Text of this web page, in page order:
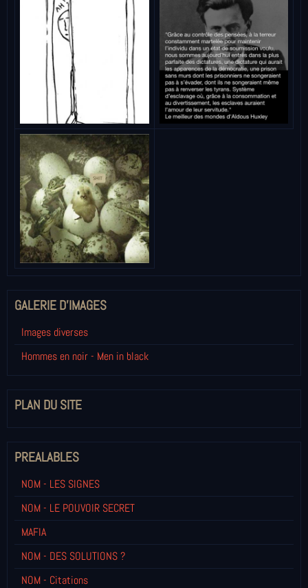
GALERIE D'IMAGES
Images diverses
Hommes en noir - Men in black
PLAN DU SITE
PREALABLES
NOM - LES SIGNES
NOM - LE POUVOIR SECRET
MAFIA
NOM - DES SOLUTIONS ?
NOM - Citations